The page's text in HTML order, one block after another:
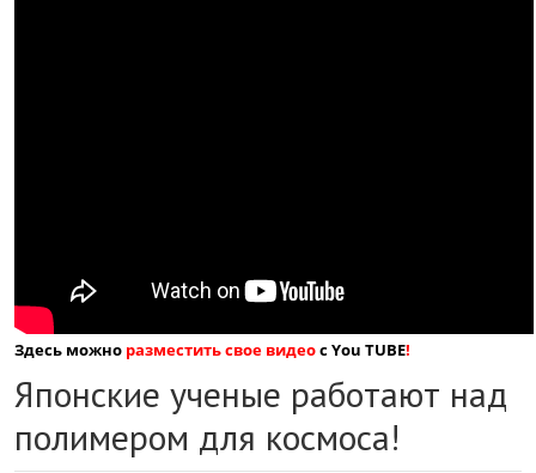
Здесь можно разместить свое видеос You TUBE!
Японские ученые работают над
полимером для космоса!